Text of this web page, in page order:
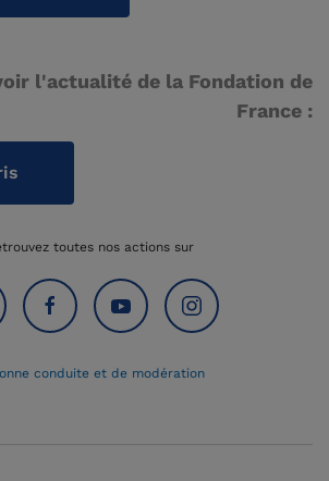
l'actualité de la Fondation de
France :
toutes nos actions sur
conduite et de modération